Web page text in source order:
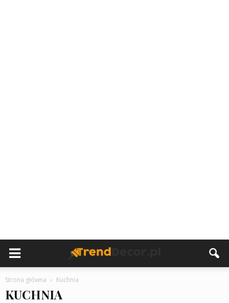
Strona główna Kuchnia
KUCHNIA